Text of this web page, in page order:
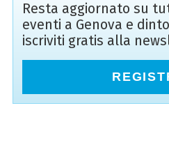
Resta aggiornato su
eventi a Genova e
iscriviti gratis alla